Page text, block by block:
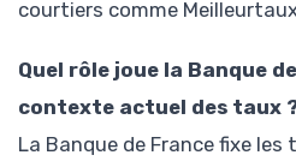
courtiers comme
Quel rôle joue la Banque
contexte actuel des taux
La Banque de France fixe